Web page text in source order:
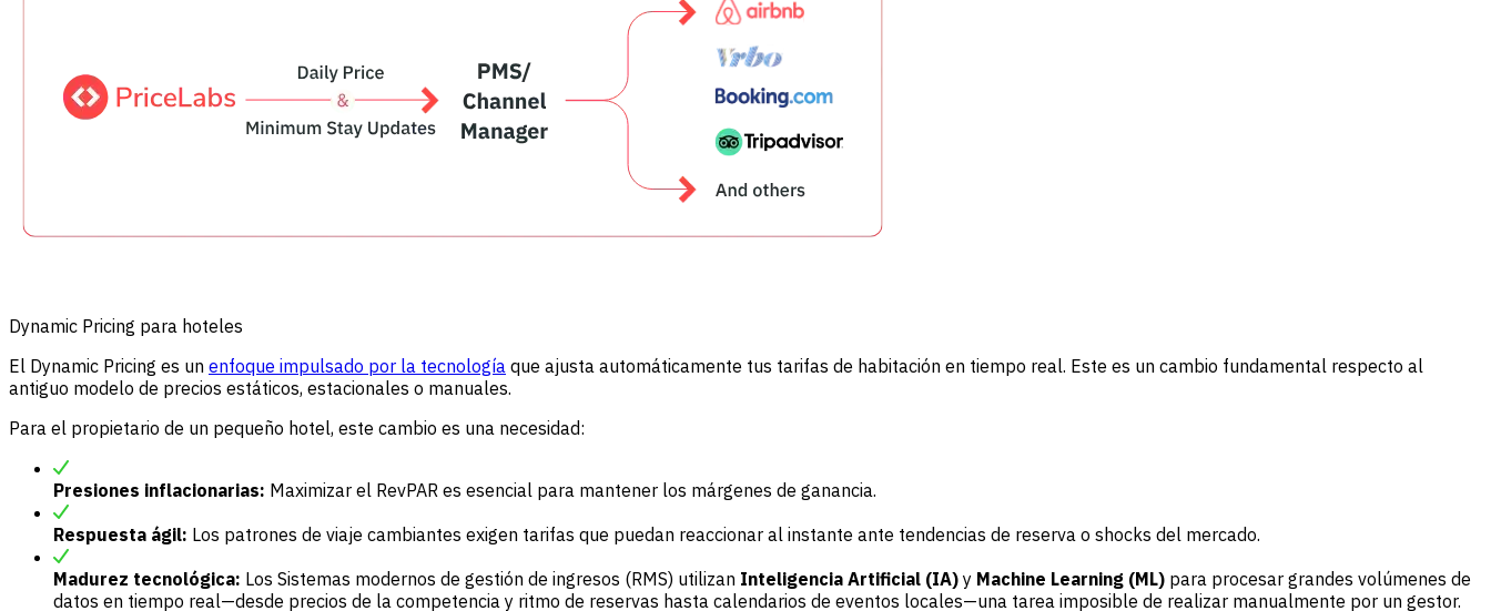
Dynamic Pricing para hoteles
El Dynamic Pricing es un enfoque impulsado por la tecnología que ajusta automáticamente tus tarifas de habitación en tiempo real. Este es un cambio fundamental respecto al
antiguo modelo de precios estáticos, estacionales o manuales.
Para el propietario de un pequeño hotel, este cambio es una necesidad:
Presiones inflacionarias: Maximizar el RevPAR es esencial para mantener los márgenes de ganancia.
Respuesta ágil: Los patrones de viaje cambiantes exigen tarifas que puedan reaccionar al instante ante tendencias de reserva o shocks del mercado.
Madurez tecnológica: Los Sistemas modernos de gestión de ingresos (RMS) utilizan Inteligencia Artificial (IA) y Machine Learning (ML) para procesar grandes volúmenes de
datos en tiempo real—desde precios de la competencia y ritmo de reservas hasta calendarios de eventos locales—una tarea imposible de realizar manualmente por un gestor.